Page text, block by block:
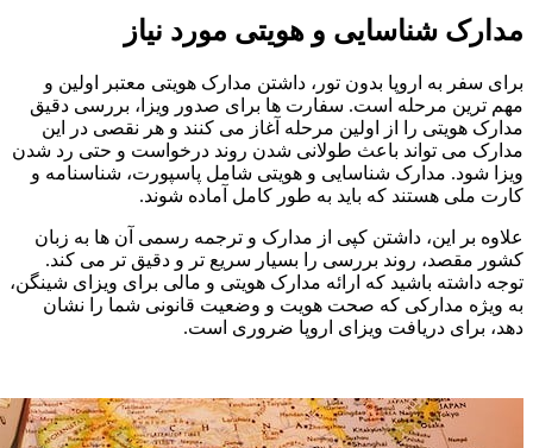
مدارک شناسایی و هویتی مورد نیاز
برای سفر به اروپا بدون تور، داشتن مدارک هویتی معتبر اولین و
مهم ترین مرحله است. سفارت ها برای صدور ویزا، بررسی دقیق
مدارک هویتی را از اولین مرحله آغاز می کنند و هر نقصی در این
مدارک می تواند باعث طولانی شدن روند درخواست و حتی رد شدن
ویزا شود. مدارک شناسایی و هویتی شامل پاسپورت، شناسنامه و
کارت ملی هستند که باید به طور کامل آماده شوند.
علاوه بر این، داشتن کپی از مدارک و ترجمه رسمی آن ها به زبان
کشور مقصد، روند بررسی را بسیار سریع تر و دقیق تر می کند.
توجه داشته باشید که ارائه مدارک هویتی و مالی برای ویزای شینگن،
به ویژه مدارکی که صحت هویت و وضعیت قانونی شما را نشان
دهد، برای دریافت ویزای اروپا ضروری است.